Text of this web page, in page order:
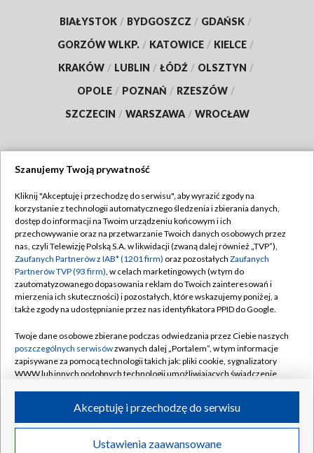
BIAŁYSTOK / BYDGOSZCZ / GDAŃSK /
GORZÓW WLKP. / KATOWICE / KIELCE /
KRAKÓW / LUBLIN / ŁÓDŹ / OLSZTYN /
OPOLE / POZNAŃ / RZESZÓW /
SZCZECIN / WARSZAWA / WROCŁAW
TVP
Abonament TVP
Emisja w TVP
Centrum informacji TVP
Naziemna Telewizja Cyfrowa
Rada Programowa
System NOS
Informacje o nadawcy
Program dla prasy
Regulamin TVP
Polityka prywatności
Moje zgody
Pomoc
Kontakt
Kanały
©2026 Telewizja Polska S.A. w likwidacji
Szanujemy Twoją prywatność
Kliknij "Akceptuję i przechodzę do serwisu", aby wyrazić zgody na
korzystanie z technologii automatycznego śledzenia i zbierania danych,
dostęp do informacji na Twoim urządzeniu końcowym i ich
przechowywanie oraz na przetwarzanie Twoich danych osobowych przez
nas, czyli Telewizję Polską S.A. w likwidacji (zwaną dalej również „TVP”),
Zaufanych Partnerów z IAB* (1201 firm) oraz pozostałych Zaufanych
Partnerów TVP (93 firm), w celach marketingowych (w tym do
zautomatyzowanego dopasowania reklam do Twoich zainteresowań i
mierzenia ich skuteczności) i pozostałych, które wskazujemy poniżej, a
także zgody na udostępnianie przez nas identyfikatora PPID do Google.
Twoje dane osobowe zbierane podczas odwiedzania przez Ciebie naszych
poszczególnych serwisówzwanych dalej „Portalem”, w tym informacje
zapisywane za pomocą technologii takich jak: pliki cookie, sygnalizatory
WWW lub innych podobnych technologii umożliwiających świadczenie
ruchu w Internecie.
Twoje dane osobowe zbierane podczas odwiedzania przez Ciebie
poszczególnych serwisówna Portalu, takie jak adresy IP, identyfikatory
Ustawienia zaawansowane
Akceptuję i przechodzę do serwisu